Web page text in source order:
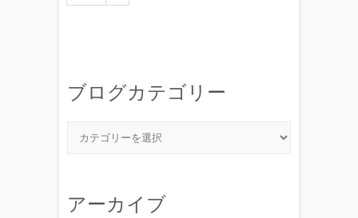
ブログカテゴリー
アーカイブ